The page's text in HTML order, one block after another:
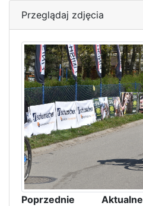
Przeglądaj zdjęcia
Poprzednie Aktualne